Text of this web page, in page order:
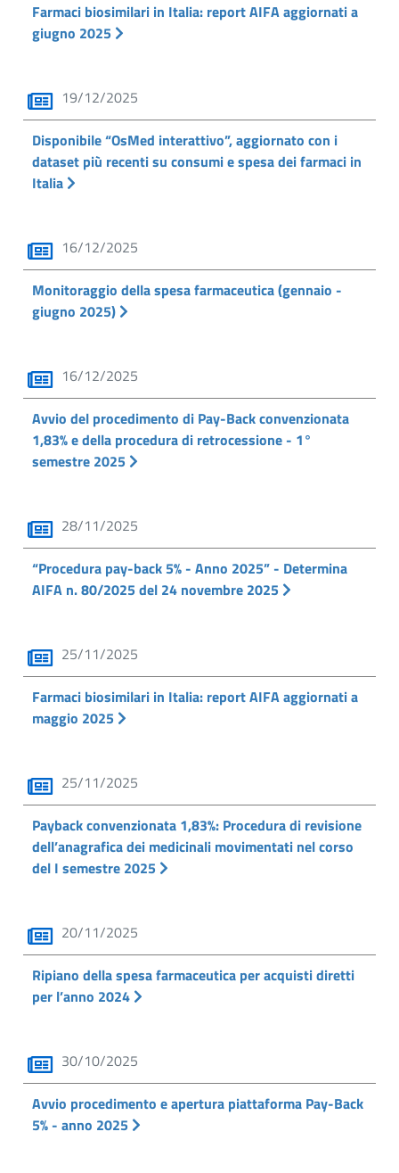
Farmaci biosimilari in Italia: report AIFA aggiornati a
giugno 2025
19/12/2025
Disponibile “OsMed interattivo”, aggiornato con i
dataset più recenti su consumi e spesa dei farmaci in
Italia
16/12/2025
Monitoraggio della spesa farmaceutica (gennaio -
giugno 2025)
16/12/2025
Avvio del procedimento di Pay-Back convenzionata
1,83% e della procedura di retrocessione - 1°
semestre 2025
28/11/2025
“Procedura pay-back 5% - Anno 2025” - Determina
AIFA n. 80/2025 del 24 novembre 2025
25/11/2025
Farmaci biosimilari in Italia: report AIFA aggiornati a
maggio 2025
25/11/2025
Payback convenzionata 1,83%: Procedura di revisione
dell’anagrafica dei medicinali movimentati nel corso
del I semestre 2025
20/11/2025
Ripiano della spesa farmaceutica per acquisti diretti
per l’anno 2024
30/10/2025
Avvio procedimento e apertura piattaforma Pay-Back
5% - anno 2025